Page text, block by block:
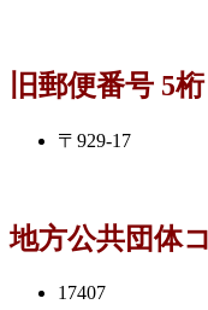
旧郵便番号 5桁
〒929-17
地方公共団体
17407